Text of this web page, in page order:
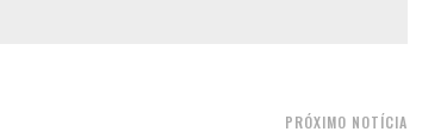
PRÓXIMO NOTÍCIA